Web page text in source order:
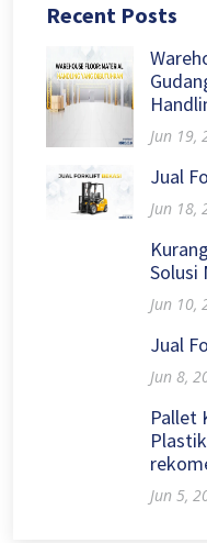
Recent Posts
Jun 19,
Jual
Jun 18,
Solusi
Jun 10,
Jual
Jun 8,
Pallet
Jun 5,